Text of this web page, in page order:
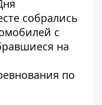
собрались
с
на
по